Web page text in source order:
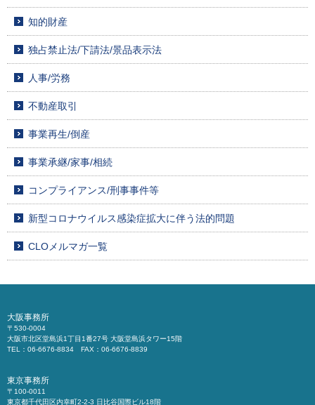
知的財産
独占禁止法/下請法/景品表示法
人事/労務
不動産取引
事業再生/倒産
事業承継/家事/相続
コンプライアンス/刑事事件等
新型コロナウイルス感染症拡大に伴う法的問題
CLOメルマガ一覧
大阪事務所
〒530-0004
大阪市北区堂島浜1丁目1番27号 大阪堂島浜タワー15階
TEL：06-6676-8834 FAX：06-6676-8839
東京事務所
〒100-0011
東京都千代田区内幸町2-2-3 日比谷国際ビル18階